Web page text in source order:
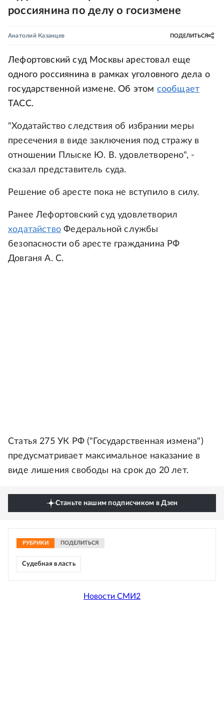
россиянина по делу о госизмене
Анатолий Казанцев ПОДЕЛИТЬСЯ
Лефортовский суд Москвы арестовал еще
одного россиянина в рамках уголовного дела о
государственной измене. Об этом сообщает
ТАСС.
"Ходатайство следствия об избрании меры
пресечения в виде заключения под стражу в
отношении Плыске Ю. В. удовлетворено", -
сказал представитель суда.
Решение об аресте пока не вступило в силу.
Ранее Лефортовский суд удовлетворил
ходатайствоФедеральной службы
безопасности об аресте гражданина РФ
Довганя А. С.
Статья 275 УК РФ ("Государственная измена")
предусматривает максимальное наказание в
виде лишения свободы на срок до 20 лет.
Станьте нашим подписчиком в Дзен
РУБРИКИ ПОДЕЛИТЬСЯ
Судебная власть
Новости СМИ2